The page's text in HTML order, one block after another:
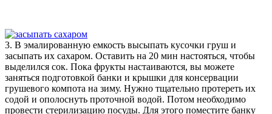
3. В эмалированную емкость высыпать кусочки груш и
засыпать их сахаром. Оставить на 20 мин настояться, чтобы
выделился сок. Пока фрукты настаиваются, вы можете
заняться подготовкой банки и крышки для консервации
грушевого компота на зиму. Нужно тщательно протереть их
содой и ополоснуть проточной водой. Потом необходимо
провести стерилизацию посуды. Для этого поместите банку